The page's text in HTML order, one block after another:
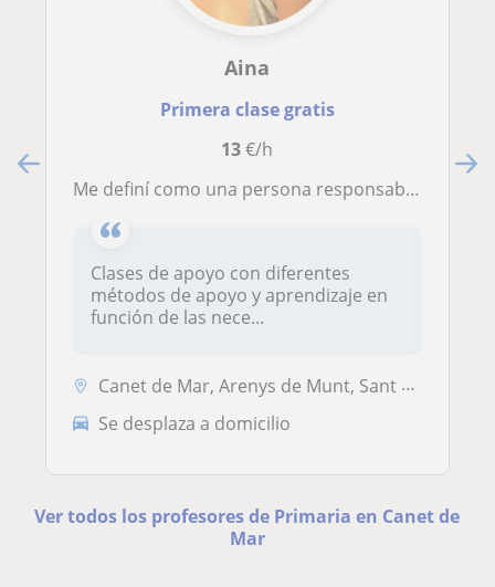
Aina
Primera clase gratis
13€/h
Me definí como una persona responsable, aplicada y original para hacer que el aprendizaje sea divertido y ameno.
Clases de apoyo con diferentes
métodos de apoyo y aprendizaje en
función de las nece...
Canet de Mar, Arenys de Munt, Sant Cebrià de Vallalta, Sant Iscle de V...
Se desplaza a domicilio
Ver todos los profesores de Primaria en Canet de
Mar